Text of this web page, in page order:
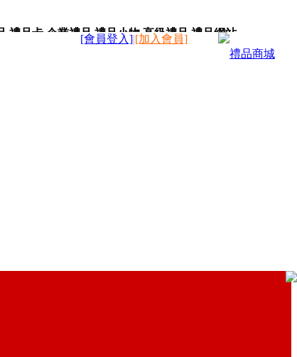
品卡,企業禮品,禮品小物,高級禮品,禮品網站。
禮品商城
[會員登入]|[加入會員]